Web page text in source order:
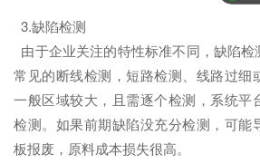
3.缺陷检测
由于企业关注的特性标准不同，缺陷检
常见的断线检测，短路检测、线路过细
一般区域较大，且需逐个检测，系统平
检测。如果前期缺陷没充分检测，可能
板报废，原料成本损失很高。